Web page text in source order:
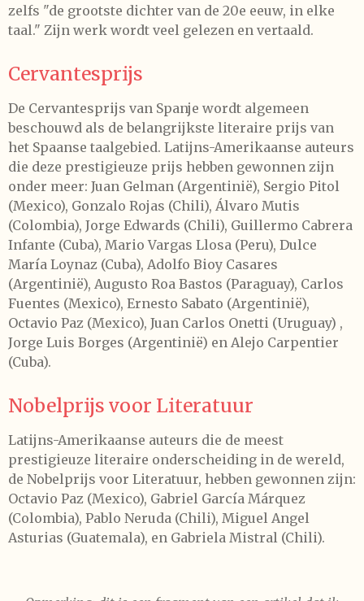
zelfs "de grootste dichter van de 20e eeuw, in elke
taal." Zijn werk wordt veel gelezen en vertaald.
Cervantesprijs
De Cervantesprijs van Spanje wordt algemeen
beschouwd als de belangrijkste literaire prijs van
het Spaanse taalgebied. Latijns-Amerikaanse auteurs
die deze prestigieuze prijs hebben gewonnen zijn
onder meer: Juan Gelman (Argentinië), Sergio Pitol
(Mexico), Gonzalo Rojas (Chili), Álvaro Mutis
(Colombia), Jorge Edwards (Chili), Guillermo Cabrera
Infante (Cuba), Mario Vargas Llosa (Peru), Dulce
María Loynaz (Cuba), Adolfo Bioy Casares
(Argentinië), Augusto Roa Bastos (Paraguay), Carlos
Fuentes (Mexico), Ernesto Sabato (Argentinië),
Octavio Paz (Mexico), Juan Carlos Onetti (Uruguay) ,
Jorge Luis Borges (Argentinië) en Alejo Carpentier
(Cuba).
Nobelprijs voor Literatuur
Latijns-Amerikaanse auteurs die de meest
prestigieuze literaire onderscheiding in de wereld,
de Nobelprijs voor Literatuur, hebben gewonnen zijn:
Octavio Paz (Mexico), Gabriel García Márquez
(Colombia), Pablo Neruda (Chili), Miguel Angel
Asturias (Guatemala), en Gabriela Mistral (Chili).